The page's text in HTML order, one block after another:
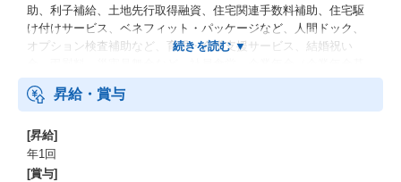
助、利子補給、土地先行取得融資、住宅関連手数料補助、住宅駆
け付けサービス、ベネフィット・パッケージなど、人間ドック、
オプション検査補助など、育児・介護支援サービス、結婚祝い
金、確定拠出年金）、電気通信共済会(個人年金、遺児育英基金)
昇給・賞与
[昇給]
年1回
[賞与]